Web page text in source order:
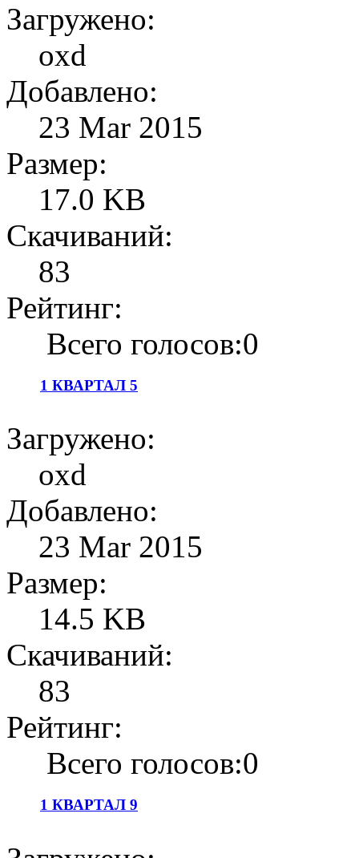
Загружено:
oxd
Добавлено:
23 Mar 2015
Размер:
17.0 KB
Скачиваний:
83
Рейтинг:
Всего голосов:0
1 КВАРТАЛ 5
Загружено:
oxd
Добавлено:
23 Mar 2015
Размер:
14.5 KB
Скачиваний:
83
Рейтинг:
Всего голосов:0
1 КВАРТАЛ 9